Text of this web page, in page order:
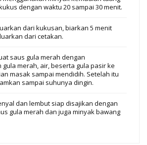
dengan waktu 20 sampai 30 menit.
dari kukusan, biarkan 5 menit
dari cetakan.
saus gula merah dengan
gula merah, air, beserta gula pasir ke
masak sampai mendidih. Setelah itu
sampai suhunya dingin.
dan lembut siap disajikan dengan
gula merah dan juga minyak bawang